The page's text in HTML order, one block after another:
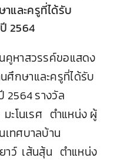
และครูที่ได้รับ
2564
หาสวรรค์ขอแสดง
กษาและครูที่ได้รับ
2564 รางวัล
ะโนเรศ ตำแหน่ง ผู้
เทศบาลบ้าน
าว์ เส้นสุ้น ตำแหน่ง